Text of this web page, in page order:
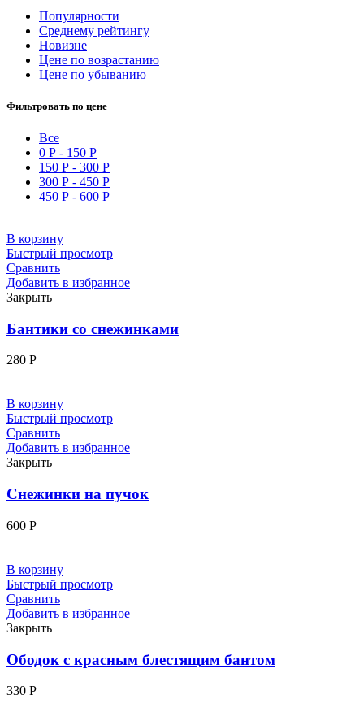
Популярности
Среднему рейтингу
Новизне
Цене по возрастанию
Цене по убыванию
Фильтровать по цене
Все
0 Р - 150 Р
150 Р - 300 Р
300 Р - 450 Р
450 Р - 600 Р
В корзину
Быстрый просмотр
Сравнить
Добавить в избранное
Закрыть
Бантики со снежинками
280 Р
В корзину
Быстрый просмотр
Сравнить
Добавить в избранное
Закрыть
Снежинки на пучок
600 Р
В корзину
Быстрый просмотр
Сравнить
Добавить в избранное
Закрыть
Ободок с красным блестящим бантом
330 Р